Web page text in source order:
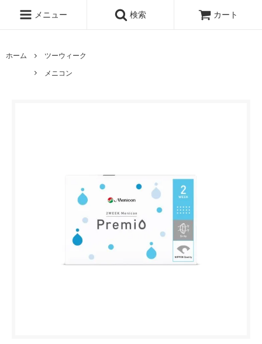
メニュー 検索 カート
ホーム
ツーウィーク
メニコン